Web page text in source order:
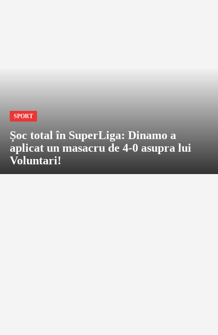
SPORT
Șoc total în SuperLiga: Dinamo a
aplicat un masacru de 4-0 asupra lui
Voluntari!